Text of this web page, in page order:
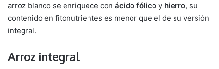
arroz blanco se enriquece con ácido fólico y hierro, su
contenido en fitonutrientes es menor que el de su versión
integral.
Arroz integral